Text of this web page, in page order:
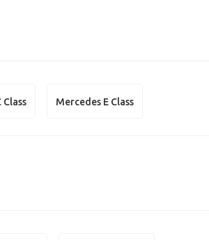
Class Mercedes E Class